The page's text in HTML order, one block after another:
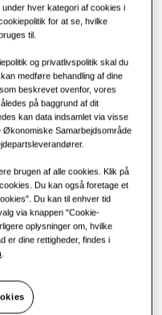
28.0KW
hver kategori af cookies i
for at se, hvilke
til.
og privatlivspolitik skal du
medføre behandling af dine
beskrevet ovenfor, vores
på baggrund af dit
kan data indsamlet via visse
Samarbejdsområde
brugen af alle cookies. Klik på
Du kan også foretage et
Du kan til enhver tid
via knappen "Cookie-
oplysninger om, hvilke
er dine rettigheder, findes i